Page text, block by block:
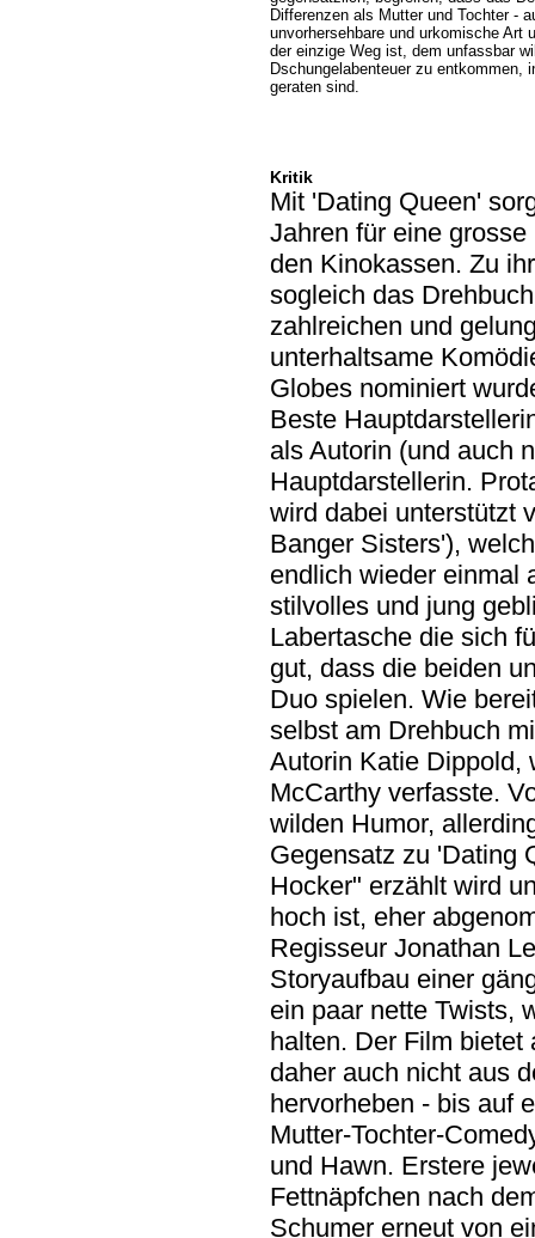
Differenzen als Mutter und Tochter -
unvorhersehbare und urkomische Art
der einzige Weg ist, dem unfassbar
Dschungelabenteuer zu entkommen,
geraten sind.
Kritik
Mit 'Dating Queen'
Jahren für eine
den Kinokassen. Zu
sogleich das
zahlreichen und
unterhaltsame
Globes nominiert
Beste
als Autorin (und auch
Hauptdarstellerin.
wird dabei unterstützt
Banger Sisters'),
endlich wieder einmal
stilvolles und jung
Labertasche die sich
gut, dass die beiden
Duo spielen. Wie
selbst am Drehbuch
Autorin Katie Dippold,
McCarthy verfasste.
wilden Humor,
Gegensatz zu 'Dating
Hocker" erzählt wird
hoch ist, eher
Regisseur Jonathan
Storyaufbau einer
ein paar nette Twists,
halten. Der Film
daher auch nicht aus
hervorheben - bis auf
Mutter-Tochter-
und Hawn. Erstere
Fettnäpfchen nach
Schumer erneut von